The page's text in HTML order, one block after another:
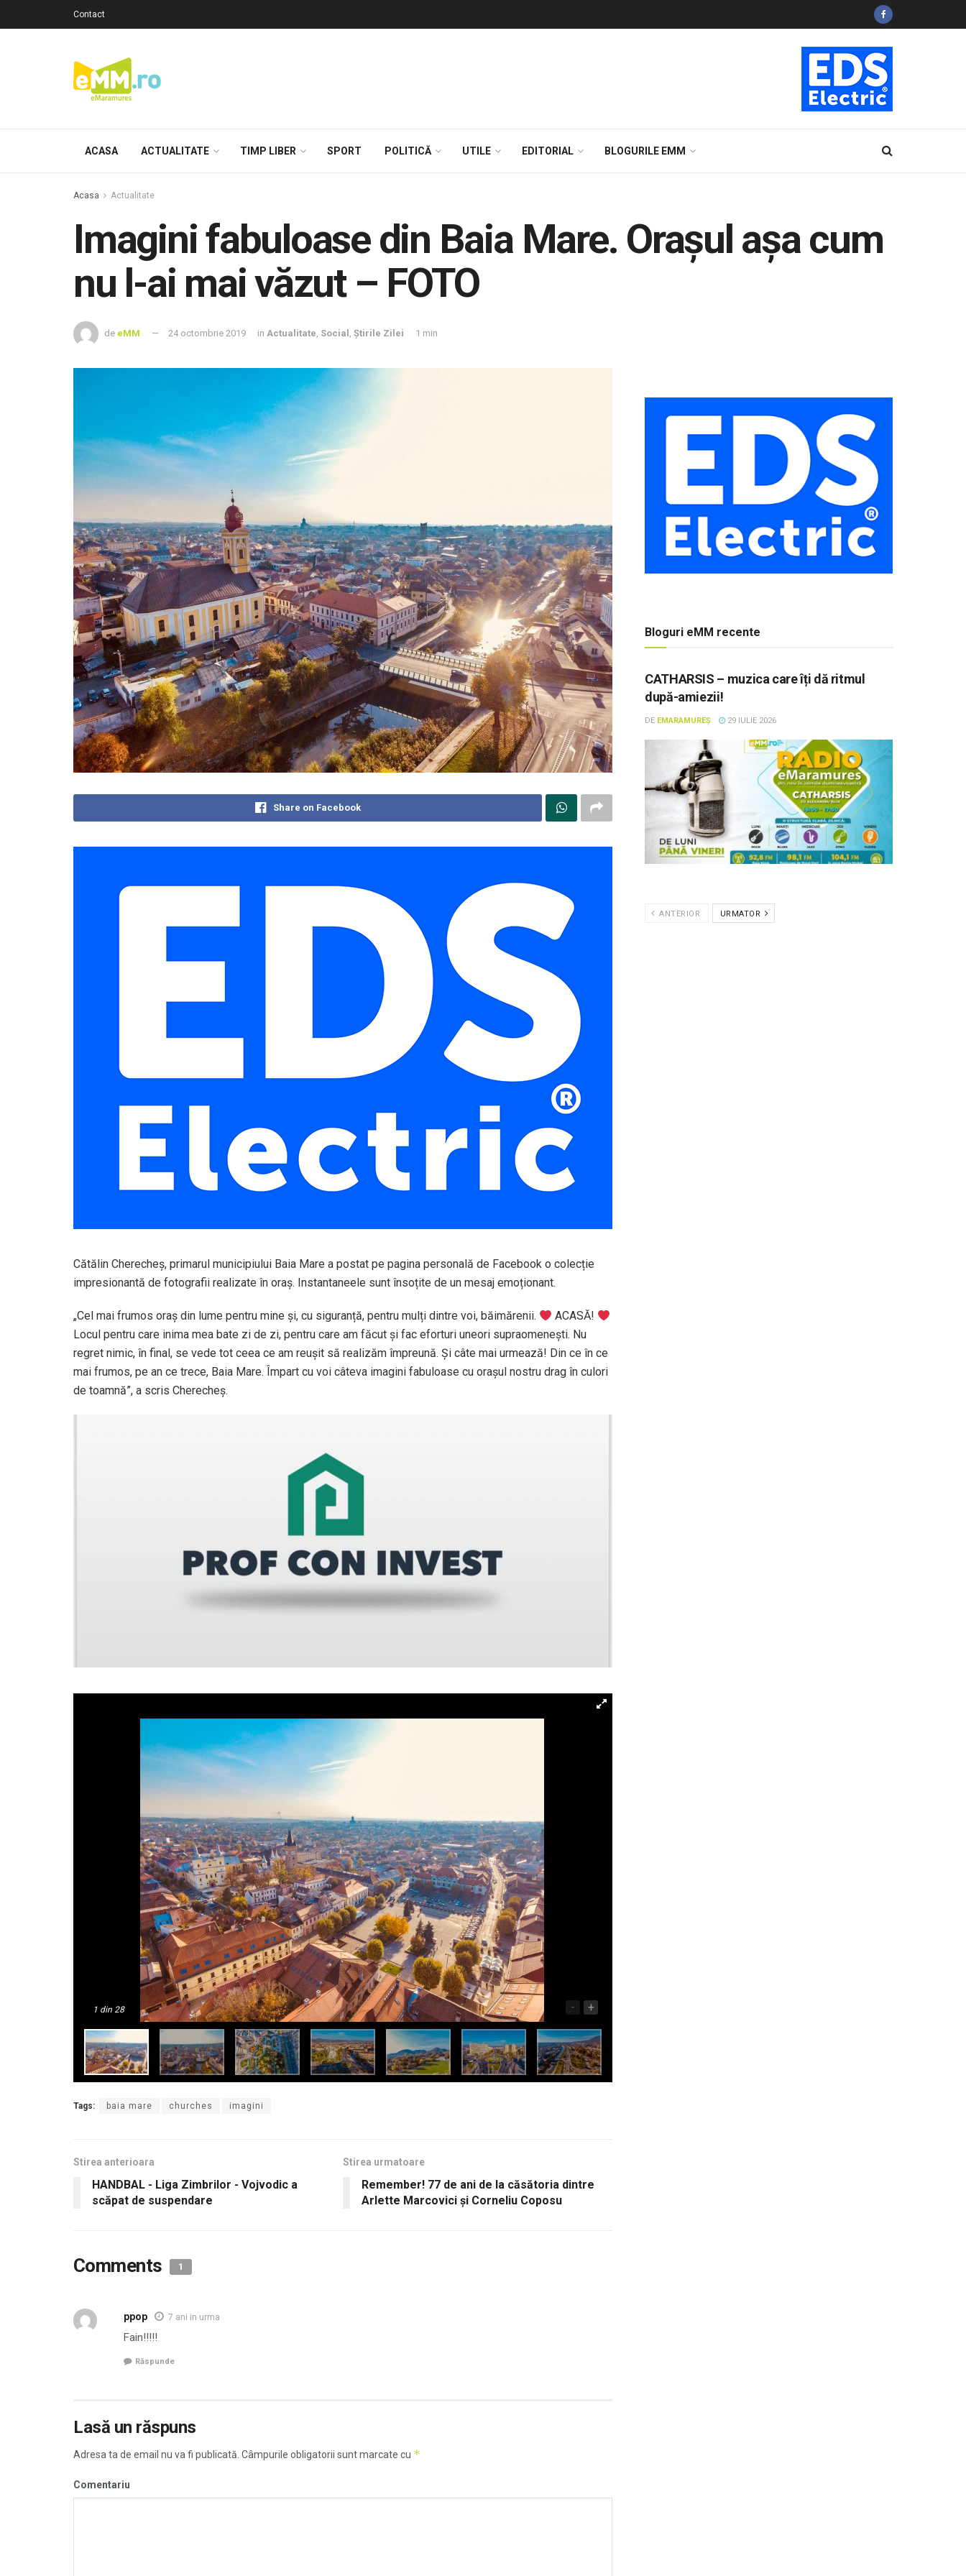
Contact
ACASA ACTUALITATE TIMP LIBER SPORT POLITICĂ UTILE EDITORIAL BLOGURILE EMM
Acasa Actualitate
Imagini fabuloase din Baia Mare. Orașul așa cum
nu l-ai mai văzut – FOTO
de eMM 24 octombrie 2019 in Actualitate, Social , Știrile Zilei 1 min
Share on Facebook
Cătălin Cherecheș, primarul municipiului Baia Mare a postat pe pagina personală de Facebook o colecție
impresionantă de fotografii realizate în oraș. Instantaneele sunt însoțite de un mesaj emoționant.
„Cel mai frumos oraș din lume pentru mine și, cu siguranță, pentru mulți dintre voi, băimărenii.
ACASĂ!
Locul pentru care inima mea bate zi de zi, pentru care am făcut și fac eforturi uneori supraomenești. Nu
regret nimic, în final, se vede tot ceea ce am reușit să realizăm împreună. Și câte mai urmează! Din ce în ce
mai frumos, pe an ce trece, Baia Mare. Împart cu voi câteva imagini fabuloase cu orașul nostru drag în culori
de toamnă”, a scris Cherecheș.
1 din 28 - +
Tags: baia mare churches imagini
Stirea anterioara
HANDBAL - Liga Zimbrilor - Vojvodic a
scăpat de suspendare
Stirea urmatoare
Remember! 77 de ani de la căsătoria dintre
Arlette Marcovici și Corneliu Coposu
Comments 1
ppop 7 ani in urma
Fain!!!!!
Răspunde
Lasă un răspuns
Adresa ta de email nu va fi publicată. Câmpurile obligatorii sunt marcate cu *
Comentariu
Bloguri eMM recente
CATHARSIS – muzica care îți dă ritmul
după-amiezii!
DE EMARAMUREȘ 29 IULIE 2026
ANTERIOR URMATOR